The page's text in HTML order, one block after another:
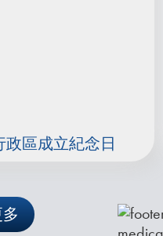
政區成立紀念日